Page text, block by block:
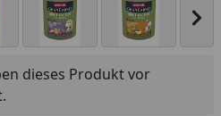
dieses Produkt vor